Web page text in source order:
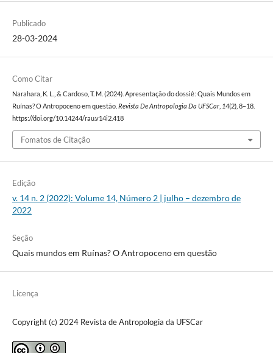
Publicado
28-03-2024
Como Citar
Narahara, K. L., & Cardoso, T. M. (2024). Apresentação do dossiê: Quais Mundos em
Ruínas? O Antropoceno em questão. Revista De Antropologia Da UFSCar, 14(2), 8–18.
https://doi.org/10.14244/rau.v14i2.418
Fomatos de Citação
Edição
v. 14 n. 2 (2022): Volume 14, Número 2 | julho – dezembro de
2022
Seção
Quais mundos em Ruínas? O Antropoceno em questão
Licença
Copyright (c) 2024 Revista de Antropologia da UFSCar